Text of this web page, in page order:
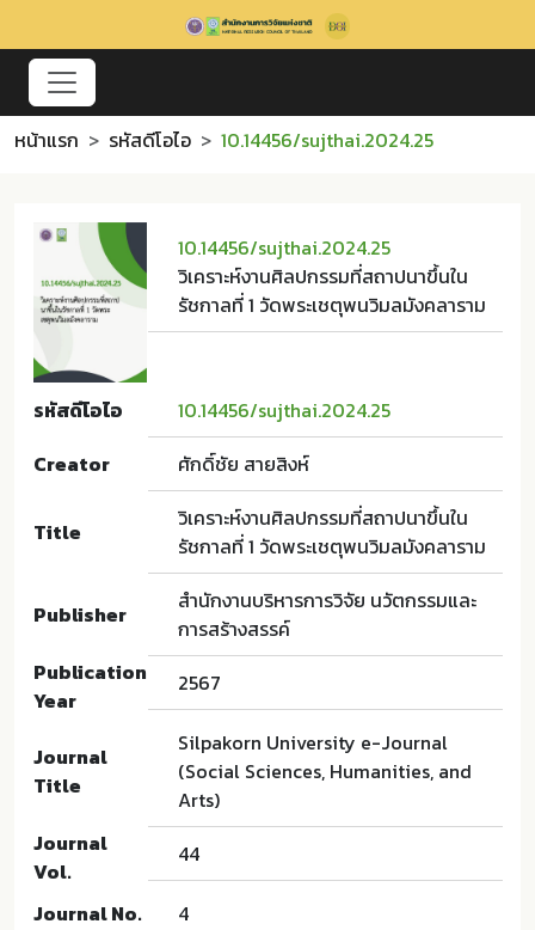
หน้าแรก รหัสดีโอไอ 10.14456/sujthai.2024.25
10.14456/sujthai.2024.25
วิเคราะห์งานศิลปกรรมที่สถาปนาขึ้นใน
รัชกาลที่ 1 วัดพระเชตุพนวิมลมังคลาราม
รหัสดีโอไอ
10.14456/sujthai.2024.25
Creator
ศักดิ์ชัย สายสิงห์
Title
วิเคราะห์งานศิลปกรรมที่สถาปนาขึ้นใน
รัชกาลที่ 1 วัดพระเชตุพนวิมลมังคลาราม
Publisher
สำนักงานบริหารการวิจัย นวัตกรรมและ
การสร้างสรรค์
Publication
Year
2567
Journal
Title
Silpakorn University e-Journal
(Social Sciences, Humanities, and
Arts)
Journal
Vol.
44
Journal No.
4